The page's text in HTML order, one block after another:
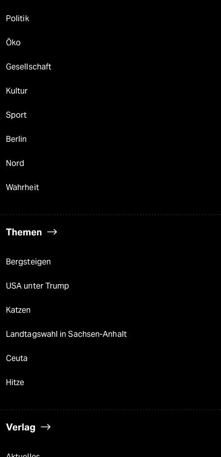
Politik
Öko
Gesellschaft
Kultur
Sport
Berlin
Nord
Wahrheit
Themen
Bergsteigen
USA unter Trump
Katzen
Landtagswahl in Sachsen-Anhalt
Ceuta
Hitze
Verlag